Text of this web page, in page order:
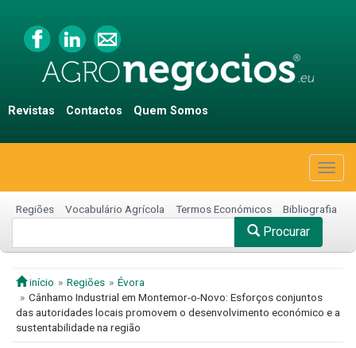
Revistas Contactos Quem Somos
Regiões Vocabulário Agrícola Termos Económicos Bibliografia
Procurar
início Regiões
Évora
Cânhamo Industrial em Montemor-o-Novo: Esforços conjuntos
das autoridades locais promovem o desenvolvimento económico e a
sustentabilidade na região